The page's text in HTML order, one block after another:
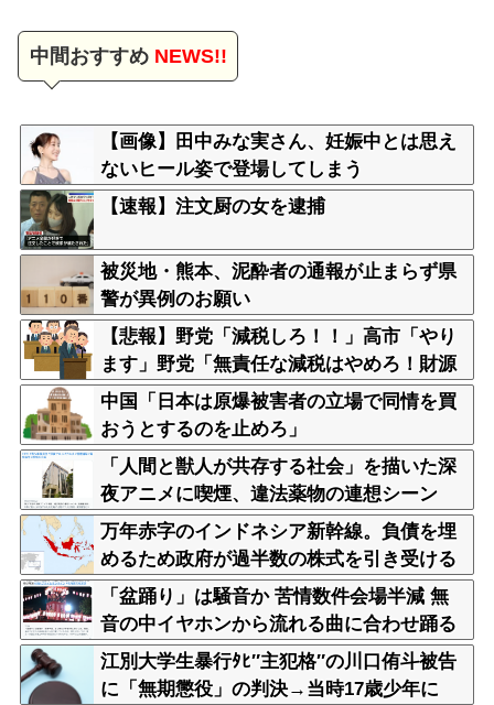
中間おすすめNEWS!!
【画像】田中みな実さん、妊娠中とは思え
ないヒール姿で登場してしまう
【速報】注文厨の女を逮捕
被災地・熊本、泥酔者の通報が止まらず県
警が異例のお願い
【悲報】野党「減税しろ！！」高市「やり
ます」野党「無責任な減税はやめろ！財源
はどうする????」
中国「日本は原爆被害者の立場で同情を買
おうとするのを止めろ」
「人間と獣人が共存する社会」を描いた深
夜アニメに喫煙、違法薬物の連想シーン
も…視聴者批判でBPO議論
万年赤字のインドネシア新幹線。負債を埋
めるため政府が過半数の株式を引き受ける
「盆踊り」は騒音か 苦情数件会場半減 無
音の中イヤホンから流れる曲に合わせ踊る
サイレント盆ダンスも
江別大学生暴行ﾀﾋ″主犯格″の川口侑斗被告
に「無期懲役」の判決→当時17歳少年に